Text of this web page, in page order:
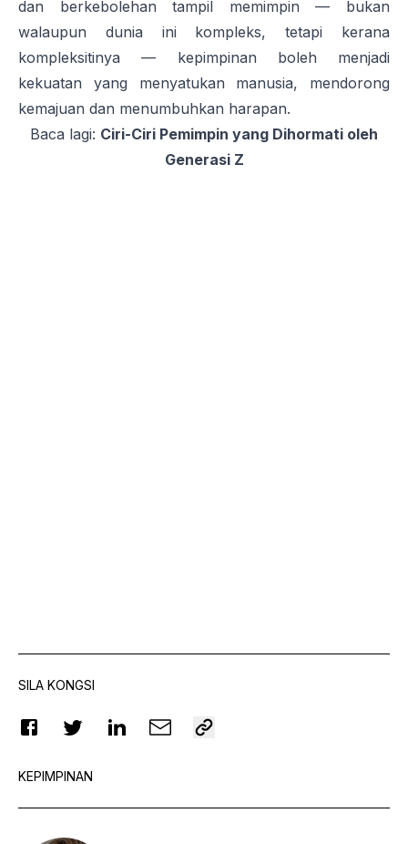
dan berkebolehan tampil memimpin — bukan
walaupun dunia ini kompleks, tetapi kerana
kompleksitinya — kepimpinan boleh menjadi
kekuatan yang menyatukan manusia, mendorong
kemajuan dan menumbuhkan harapan.
Baca lagi: Ciri-Ciri Pemimpin yang Dihormati oleh
Generasi Z
SILA KONGSI
KEPIMPINAN